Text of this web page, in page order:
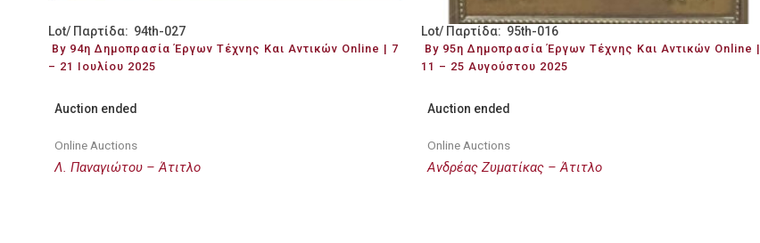
Lot/ Παρτίδα: 94th-027
By 94η Δημοπρασία Έργων Τέχνης Και Αντικών Online | 7
– 21 Ιουλίου 2025
Auction ended
Online Auctions
Λ. Παναγιώτου – Άτιτλο
Lot/ Παρτίδα: 95th-016
By 95η Δημοπρασία Έργων Τέχνης Και Αντικών Online |
11 – 25 Αυγούστου 2025
Auction ended
Online Auctions
Ανδρέας Ζυματίκας – Άτιτλο